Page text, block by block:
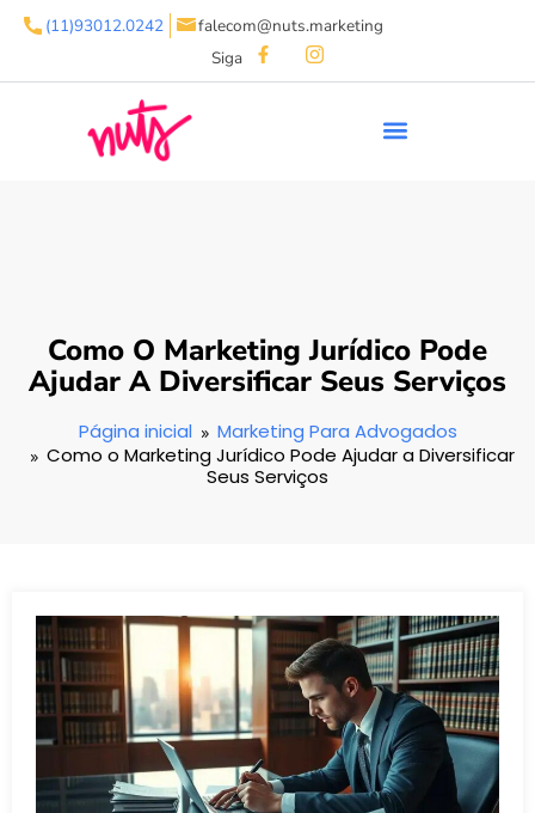
(11)93012.0242
falecom@nuts.marketing
Siga
Como O Marketing Jurídico Pode
Ajudar A Diversificar Seus Serviços
Página inicial
Marketing Para Advogados
Como o Marketing Jurídico Pode Ajudar a Diversificar
Seus Serviços